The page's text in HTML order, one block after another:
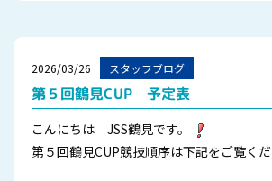
2026/03/26 スタッフブログ
第５回鶴見CUP 予定表
こんにちは JSS鶴見です。
第５回鶴見CUP競技順序は下記をご覧くだ